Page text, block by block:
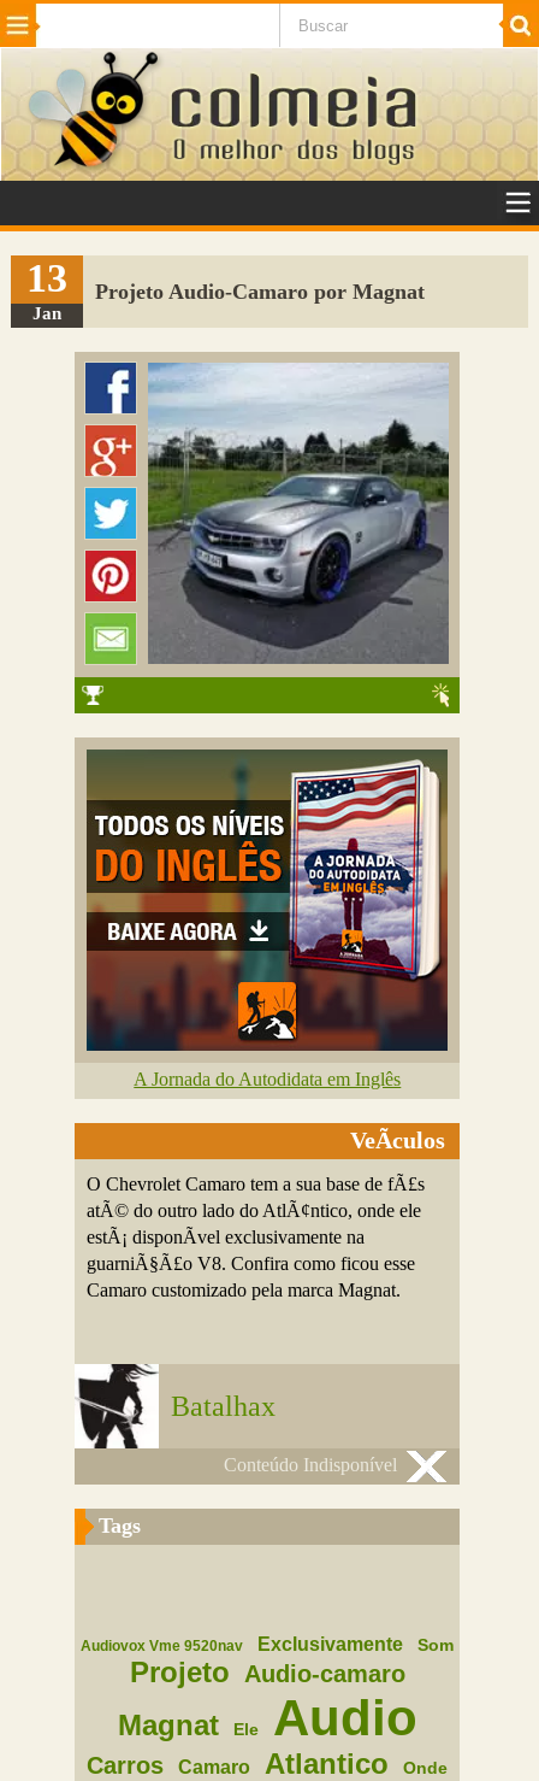
Beleza Cinema e TV
Internet Jogos NotÃ­cias SaÃºde
VeÃ­culos Adulto
Sugerir Link
Adicionar Blog
Colmeia Exchange
Perguntas Frequentes
13
Jan
Projeto Audio-Camaro por Magnat
A Jornada do Autodidata em Inglês
VeÃ­culos
O Chevrolet Camaro tem a sua base de fÃ£s
atÃ© do outro lado do AtlÃ¢ntico, onde ele
estÃ¡ disponÃ­vel exclusivamente na
guarniÃ§Ã£o V8. Confira como ficou esse
Camaro customizado pela marca Magnat.
Batalhax
Conteúdo Indisponível
Tags
Audiovox Vme 9520nav Exclusivamente Som
Projeto Audio-camaro
Magnat Ele Audio
Carros Camaro Atlantico Onde